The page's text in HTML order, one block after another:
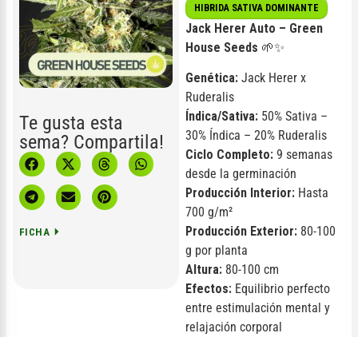
Te gusta esta
sema? Compartila!
FICHA
HIBRIDA SATIVA DOMINANTE
Jack Herer Auto – Green
House Seeds 🌱✨
Genética: Jack Herer x
Ruderalis
Índica/Sativa: 50% Sativa –
30% Índica – 20% Ruderalis
Ciclo Completo: 9 semanas
desde la germinación
Producción Interior: Hasta
700 g/m²
Producción Exterior: 80-100
g por planta
Altura: 80-100 cm
Efectos: Equilibrio perfecto
entre estimulación mental y
relajación corporal